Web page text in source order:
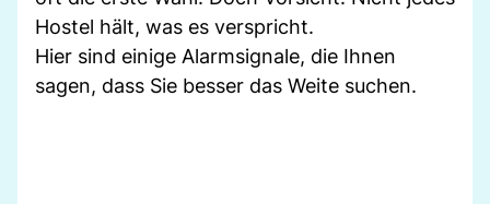
Hostel hält, was es verspricht.
Hier sind einige Alarmsignale, die Ihnen
sagen, dass Sie besser das Weite suchen.